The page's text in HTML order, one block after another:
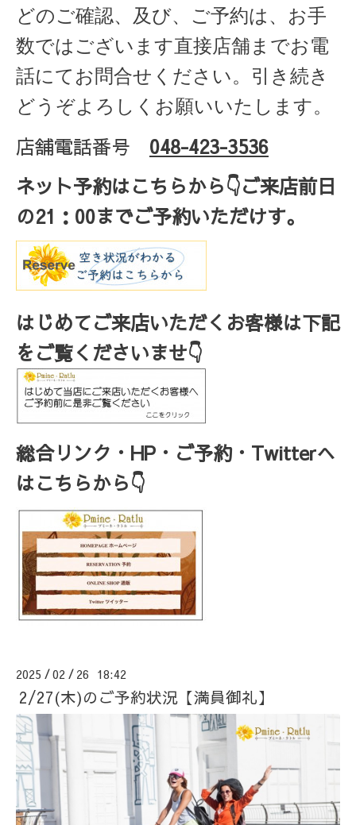
どのご確認、及び、ご予約は、お手
数ではございます直接店舗までお電
話にてお問合せください。引き続き
どうぞよろしくお願いいたします。
店舗電話番号 048-423-3536
ネット予約はこちらから👇ご来店前日
の21 ： 00までご予約いただけす。
はじめてご来店いただくお客様は下記
をご覧くださいませ👇
総合リンク・HP・ご予約・Twitterへ
はこちらから👇
2025 /02 / 26 18:42
2/27(木)のご予約状況【満員御礼】